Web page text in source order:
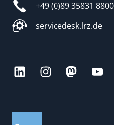
+49 (0)89 35831 8800
servicedesk.lrz.de